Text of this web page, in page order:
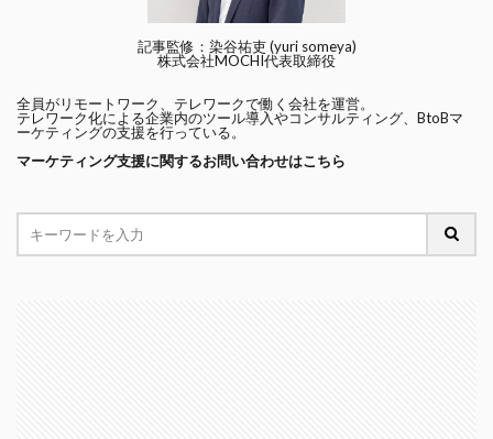
記事監修：染谷祐吏 (yuri someya)
株式会社MOCHI代表取締役
全員がリモートワーク、テレワークで働く会社を運営。
テレワーク化による企業内のツール導入やコンサルティング、BtoBマ
ーケティングの支援を行っている。
マーケティング支援に関するお問い合わせはこちら